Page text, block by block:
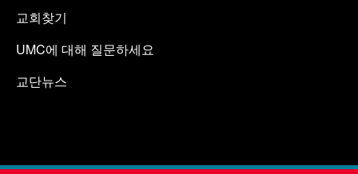
교회찾기
UMC에 대해 질문하세요
교단뉴스